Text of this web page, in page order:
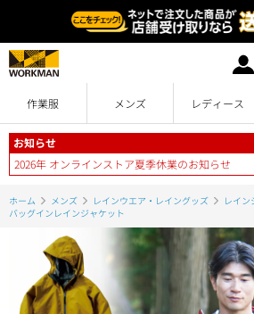
作業服 メンズ レディース
お知らせ
2026年 オンラインストア夏季休業のお知らせ
ホーム メンズ レインウエア・レイングッズ
レイ
バッグインレインジャケット